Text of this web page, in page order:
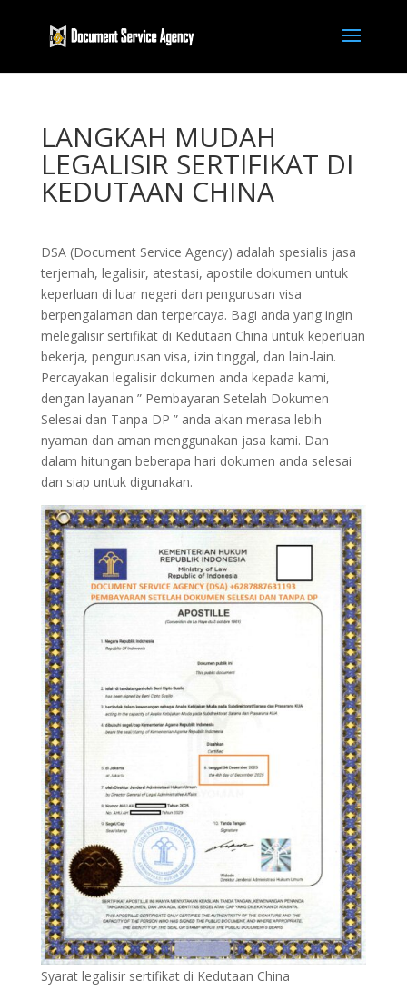
LANGKAH MUDAH
LEGALISIR SERTIFIKAT DI
KEDUTAAN CHINA
DSA (Document Service Agency) adalah spesialis jasa
terjemah, legalisir, atestasi, apostile dokumen untuk
keperluan di luar negeri dan pengurusan visa
berpengalaman dan terpercaya. Bagi anda yang ingin
melegalisir sertifikat di Kedutaan China untuk keperluan
bekerja, pengurusan visa, izin tinggal, dan lain-lain.
Percayakan legalisir dokumen anda kepada kami,
dengan layanan ” Pembayaran Setelah Dokumen
Selesai dan Tanpa DP ” anda akan merasa lebih
nyaman dan aman menggunakan jasa kami. Dan
dalam hitungan beberapa hari dokumen anda selesai
dan siap untuk digunakan.
Syarat legalisir sertifikat di Kedutaan China